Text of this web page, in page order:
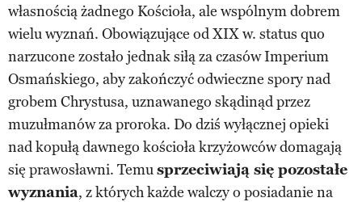
własnością żadnego Kościoła, ale wspólnym dobrem
wielu wyznań. Obowiązujące od XIX w. status quo
narzucone zostało jednak siłą za czasów Imperium
Osmańskiego, aby zakończyć odwieczne spory nad
grobem Chrystusa, uznawanego skądinąd przez
muzułmanów za proroka. Do dziś wyłącznej opieki
nad kopułą dawnego kościoła krzyżowców domagają
się prawosławni. Temusprzeciwiają się pozostałe
wyznania, z których każde walczy o posiadanie na